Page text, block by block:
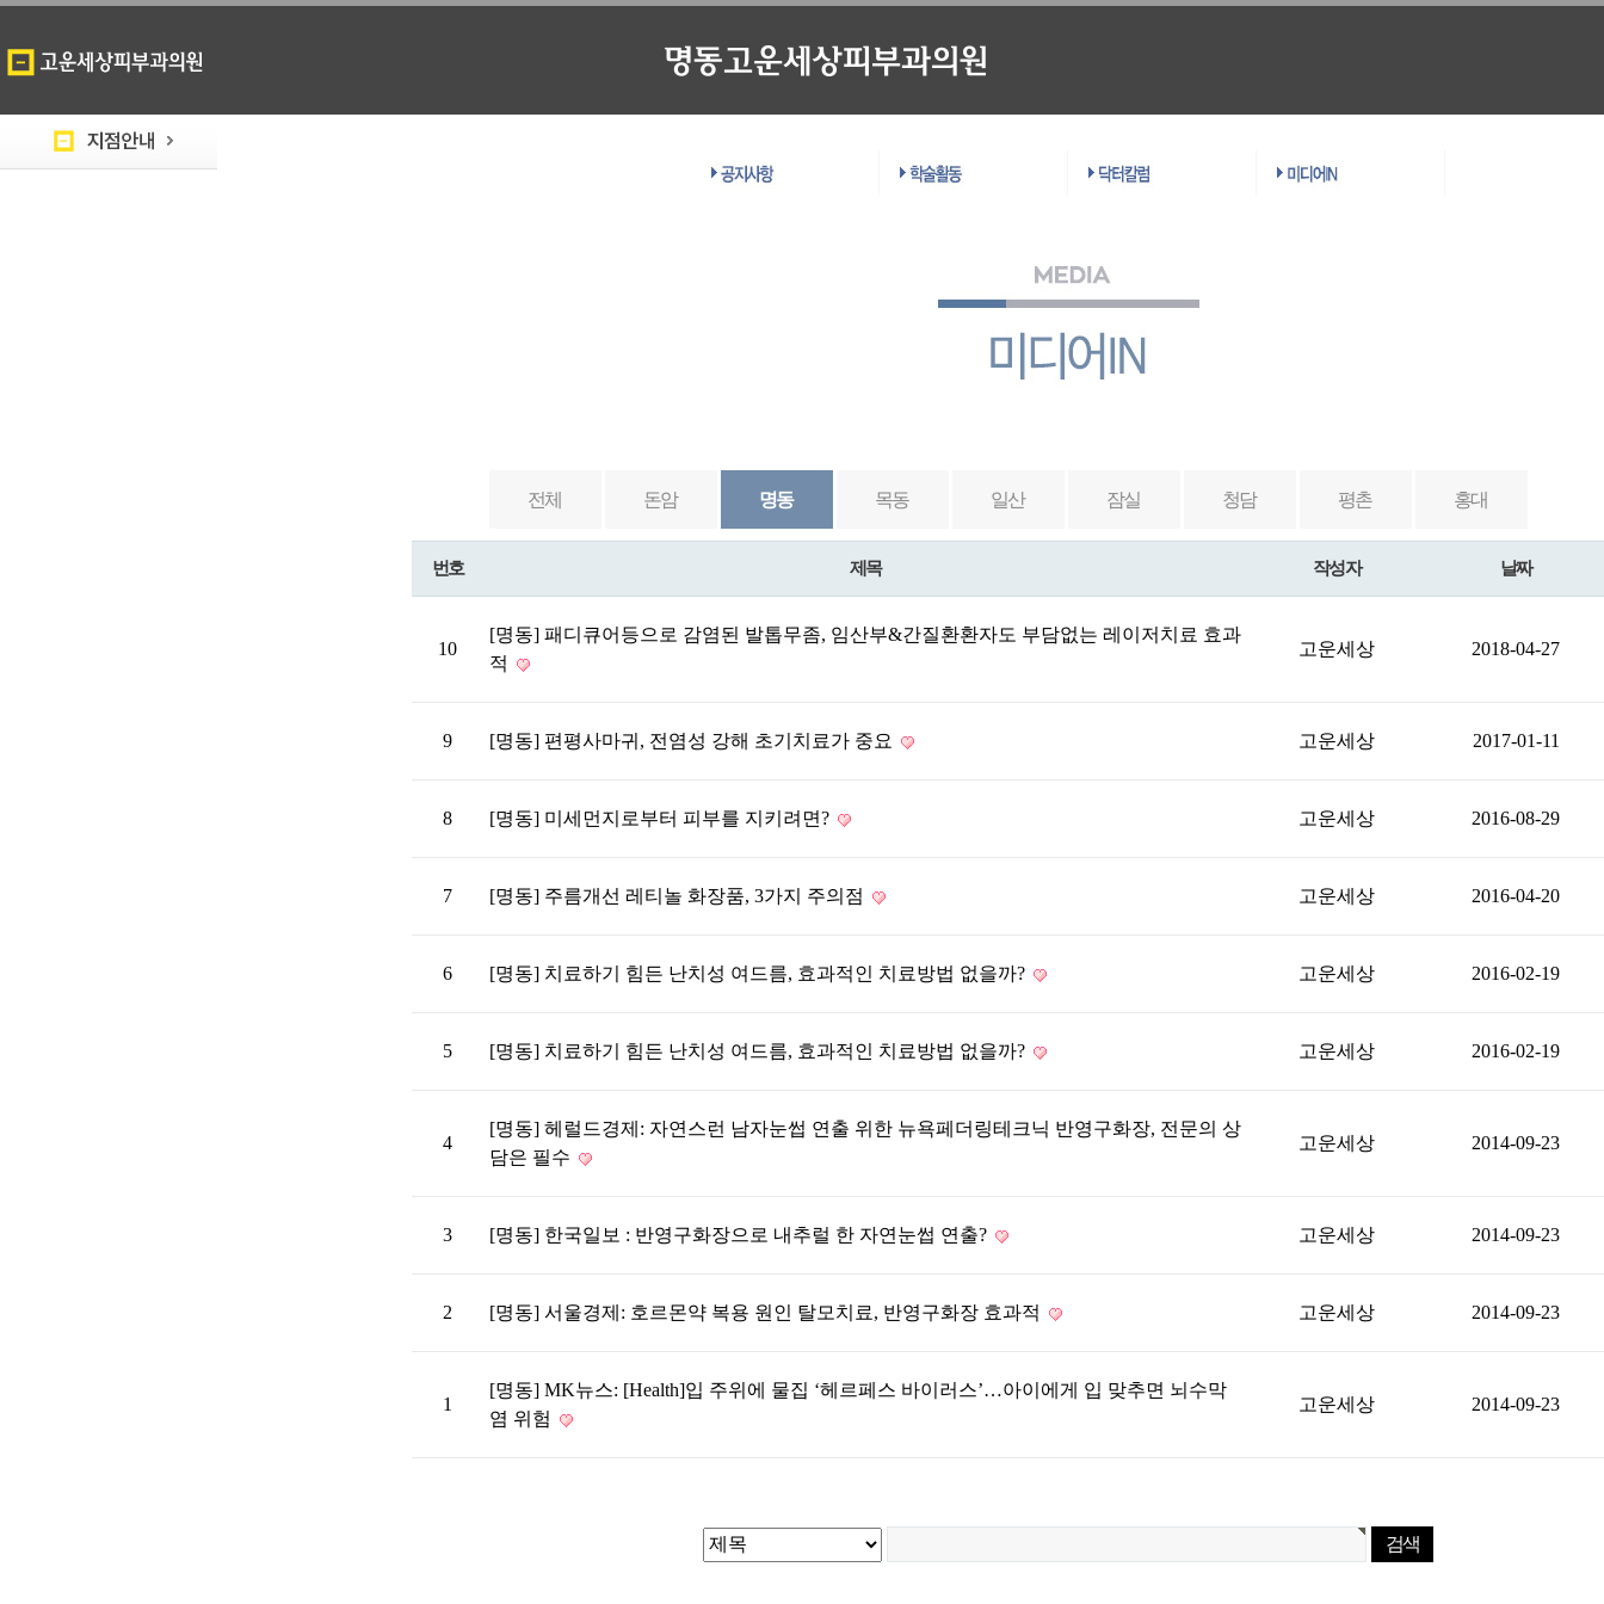
전체 돈암 명동 목동 일산 잠실 청담 평촌 홍대
번호 제목 작성자 날짜
10
[명동] 패디큐어등으로 감염된 발톱무좀, 임산부&간질환환자도 부담없는 레이저치료 효과
적
고운세상 2018-04-27
9 [명동] 편평사마귀, 전염성 강해 초기치료가 중요 고운세상 2017-01-11
8 [명동] 미세먼지로부터 피부를 지키려면? 고운세상 2016-08-29
7 [명동] 주름개선 레티놀 화장품, 3가지 주의점 고운세상 2016-04-20
6 [명동] 치료하기 힘든 난치성 여드름, 효과적인 치료방법 없을까? 고운세상 2016-02-19
5 [명동] 치료하기 힘든 난치성 여드름, 효과적인 치료방법 없을까? 고운세상 2016-02-19
4
[명동] 헤럴드경제: 자연스런 남자눈썹 연출 위한 뉴욕페더링테크닉 반영구화장, 전문의 상
담은 필수
고운세상 2014-09-23
3 [명동] 한국일보 : 반영구화장으로 내추럴 한 자연눈썹 연출? 고운세상 2014-09-23
2 [명동] 서울경제: 호르몬약 복용 원인 탈모치료, 반영구화장 효과적 고운세상 2014-09-23
1
[명동] MK뉴스: [Health]입 주위에 물집 ‘헤르페스 바이러스’…아이에게 입 맞추면 뇌수막
염 위험
고운세상 2014-09-23